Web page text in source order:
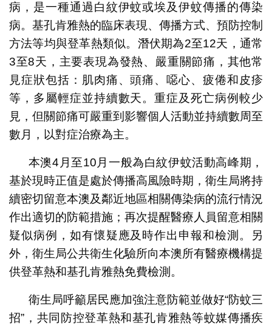
病，是一種通過白紋伊蚊或埃及伊蚊傳播的傳染
病。基孔肯雅熱的臨床表現、傳播方式、預防控制
方法等均與登革熱類似。潛伏期為2至12天，通常
3至8天，主要表現為發熱、嚴重關節痛，其他常
見症狀包括：肌肉痛、頭痛、噁心、疲倦和皮疹
等，多屬輕症並持續數天。重症及死亡病例較少
見，但關節痛可嚴重到影響個人活動並持續數周至
數月，以對症治療為主。
本澳4月至10月一般為白紋伊蚊活動高峰期，
基於現時正值是處於傳播高風險時期，衛生局將持
續密切留意本澳及鄰近地區相關傳染病的流行情況
作出適切的防範措施；再次提醒醫療人員留意相關
疑似病例，如有懷疑應及時作出申報和檢測。另
外，衛生局公共衛生化驗所向本澳所有醫療機構提
供登革熱和基孔肯雅熱免費檢測。
衛生局呼籲居民應加強注意防範並做好“防蚊三
招”，共同防控登革熱和基孔肯雅熱等蚊媒傳播疾